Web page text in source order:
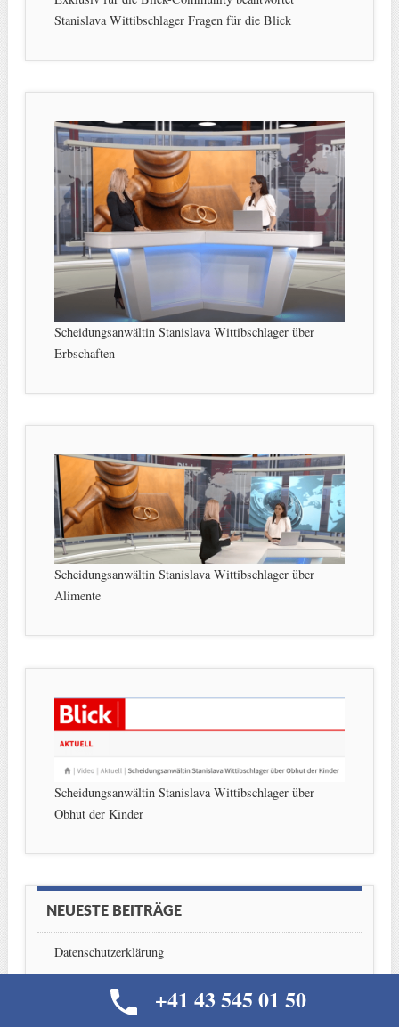
Stanislava Wittibschlager Fragen für die Blick
Scheidungsanwältin Stanislava Wittibschlager über
Erbschaften
Scheidungsanwältin Stanislava Wittibschlager über
Alimente
Scheidungsanwältin Stanislava Wittibschlager über
Obhut der Kinder
NEUESTE BEITRÄGE
Datenschutzerklärung
Anwalt Schweiz – Deutschland / Rechtsanwalt Schweiz
– Tschechien
Anwalt Arbeitsrecht Zürich: Arbeitsvertrag, sexuelle
+41 43 545 01 50